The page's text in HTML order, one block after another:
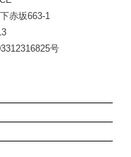
赤坂663-1
号